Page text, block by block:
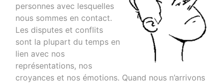
personnes avec lesquelles
nous sommes en contact.
Les disputes et conflits
sont la plupart du temps en
lien avec nos
représentations, nos
croyances et nos émotions. Quand nous n’arrivons